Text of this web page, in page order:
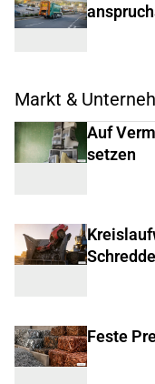
Markt &
Auf
setzen
Feste